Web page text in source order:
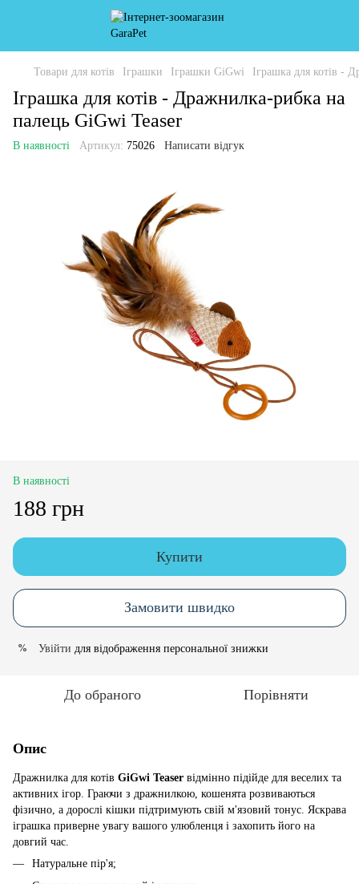
Товари для котів Іграшки Іграшки GiGwi Іграшка для котів -
Іграшка для котів - Дражнилка-рибка на
палець GiGwi Teaser
В наявності Артикул: 75026 Написати відгук
В наявності
188 грн
Купити
Замовити швидко
% Увійти для відображення персональної знижки
До обраного Порівняти
Опис
Дражнилка для котів GiGwi Teaser відмінно підійде для веселих та
активних ігор. Граючи з дражнилкою, кошенята розвиваються
фізично, а дорослі кішки підтримують свій м'язовий тонус. Яскрава
іграшка приверне увагу вашого улюбленця і захопить його на
довгий час.
Натуральне пір'я;